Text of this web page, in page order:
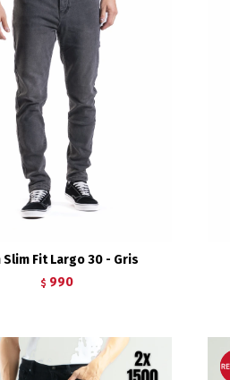
Slim Fit Largo 30 - Gris
$ 990